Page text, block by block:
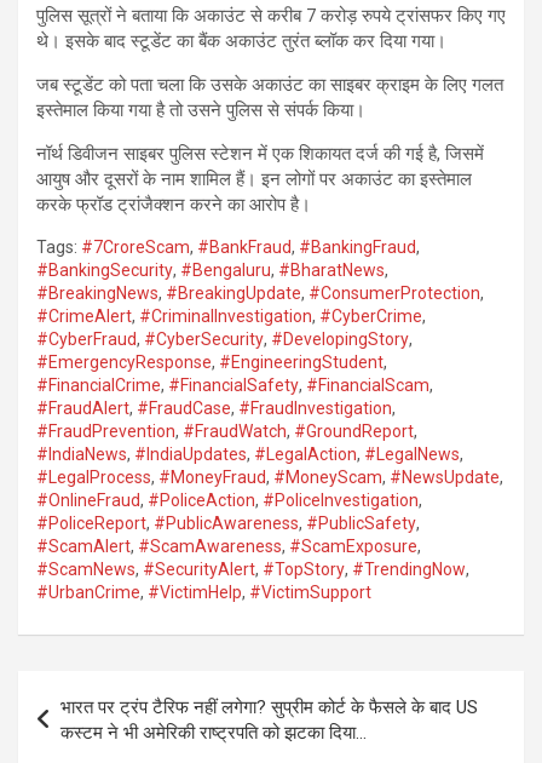
पुलिस सूत्रों ने बताया कि अकाउंट से करीब 7 करोड़ रुपये ट्रांसफर किए गए
थे। इसके बाद स्टूडेंट का बैंक अकाउंट तुरंत ब्लॉक कर दिया गया।
जब स्टूडेंट को पता चला कि उसके अकाउंट का साइबर क्राइम के लिए गलत
इस्तेमाल किया गया है तो उसने पुलिस से संपर्क किया।
नॉर्थ डिवीजन साइबर पुलिस स्टेशन में एक शिकायत दर्ज की गई है, जिसमें
आयुष और दूसरों के नाम शामिल हैं। इन लोगों पर अकाउंट का इस्तेमाल
करके फ्रॉड ट्रांजैक्शन करने का आरोप है।
Tags: #7CroreScam, #BankFraud, #BankingFraud,
#BankingSecurity, #Bengaluru, #BharatNews,
#BreakingNews, #BreakingUpdate, #ConsumerProtection,
#CrimeAlert, #CriminalInvestigation, #CyberCrime,
#CyberFraud, #CyberSecurity, #DevelopingStory,
#EmergencyResponse, #EngineeringStudent,
#FinancialCrime, #FinancialSafety, #FinancialScam,
#FraudAlert, #FraudCase, #FraudInvestigation,
#FraudPrevention, #FraudWatch, #GroundReport,
#IndiaNews, #IndiaUpdates, #LegalAction, #LegalNews,
#LegalProcess, #MoneyFraud, #MoneyScam, #NewsUpdate,
#OnlineFraud, #PoliceAction, #PoliceInvestigation,
#PoliceReport, #PublicAwareness, #PublicSafety,
#ScamAlert, #ScamAwareness, #ScamExposure,
#ScamNews, #SecurityAlert, #TopStory, #TrendingNow,
#UrbanCrime, #VictimHelp, #VictimSupport
navigation
भारत पर ट्रंप टैरिफ नहीं लगेगा? सुप्रीम कोर्ट के फैसले के बाद US
कस्टम ने भी अमेरिकी राष्ट्रपति को झटका दिया…